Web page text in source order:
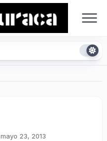
mayo 23, 2013